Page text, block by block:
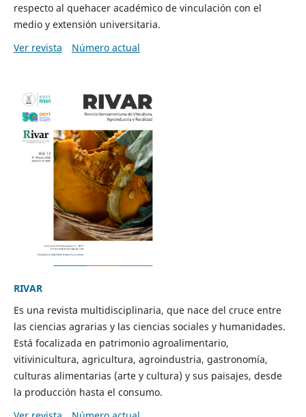
respecto al quehacer académico de vinculación con el
medio y extensión universitaria.
Ver revista
Número actual
RIVAR
Es una revista multidisciplinaria, que nace del cruce entre
las ciencias agrarias y las ciencias sociales y humanidades.
Está focalizada en patrimonio agroalimentario,
vitivinicultura, agricultura, agroindustria, gastronomía,
culturas alimentarias (arte y cultura) y sus paisajes, desde
la producción hasta el consumo.